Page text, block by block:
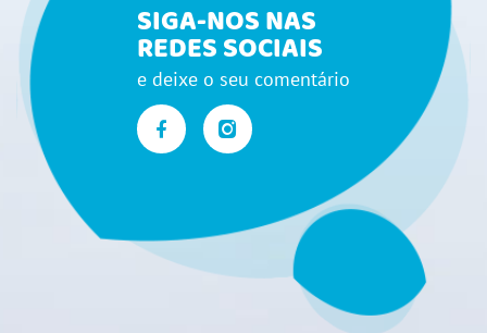
SIGA-NOS NAS
REDES SOCIAIS
e deixe o seu comentário